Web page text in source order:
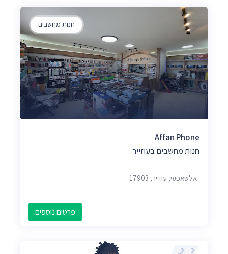
חנות מחשבים
Affan Phone
חנות מחשבים בעוזייר
אלשאפעי, עוזייר, 17903
פרטים נוספים